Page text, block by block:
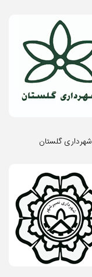
شهرداری گلستان